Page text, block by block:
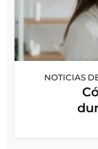
NOTICIAS